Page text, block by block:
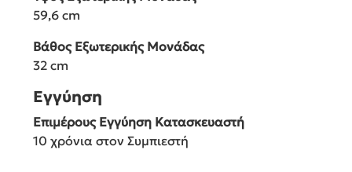
59,6 cm
Βάθος Εξωτερικής Μονάδας
32 cm
Εγγύηση
Επιμέρους Εγγύηση Κατασκευαστή
10 χρόνια στον Συμπιεστή